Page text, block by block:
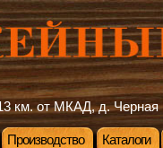
км. от МКАД, д. Черная
Производство Каталоги